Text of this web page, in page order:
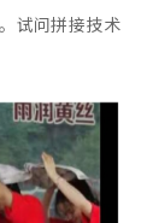
试问拼接技术